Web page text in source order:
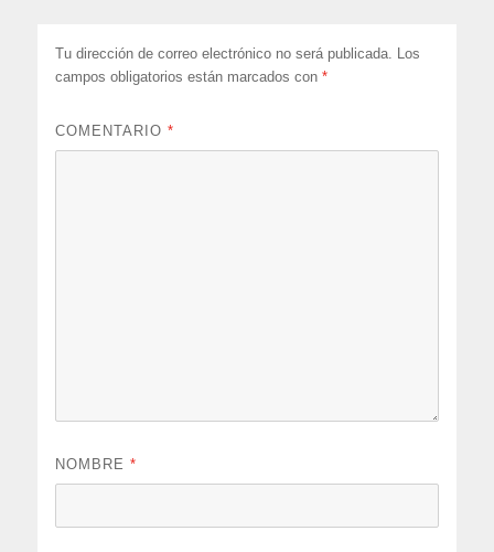
Tu dirección de correo electrónico no será publicada. Los
campos obligatorios están marcados con*
COMENTARIO*
NOMBRE*